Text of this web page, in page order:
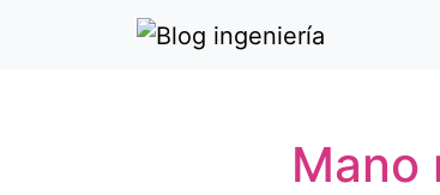
Mano